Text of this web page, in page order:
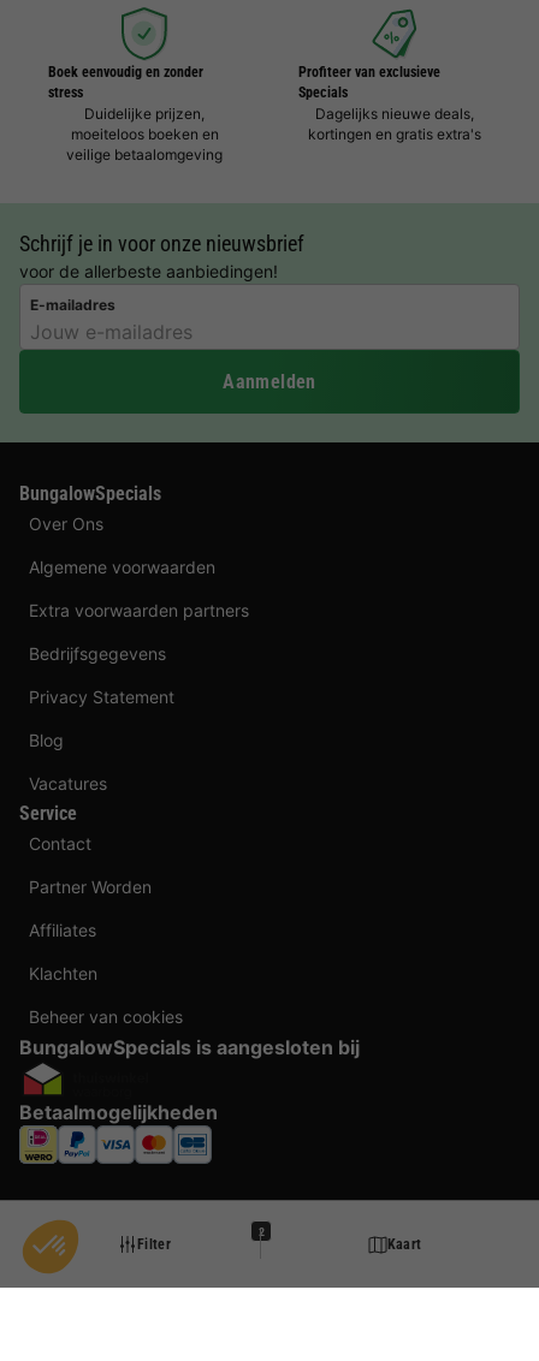
Filter
2
Kaart
Boek eenvoudig en zonder
stress
Duidelijke prijzen,
moeiteloos boeken en
veilige betaalomgeving
Profiteer van exclusieve
Specials
Dagelijks nieuwe deals,
kortingen en gratis extra's
Schrijf je in voor onze nieuwsbrief
voor de allerbeste aanbiedingen!
E-mailadres
Aanmelden
BungalowSpecials
Over Ons
Algemene voorwaarden
Extra voorwaarden partners
Bedrijfsgegevens
Privacy Statement
Blog
Vacatures
Service
Contact
Partner Worden
Affiliates
Klachten
Beheer van cookies
BungalowSpecials is aangesloten bij
Betaalmogelijkheden